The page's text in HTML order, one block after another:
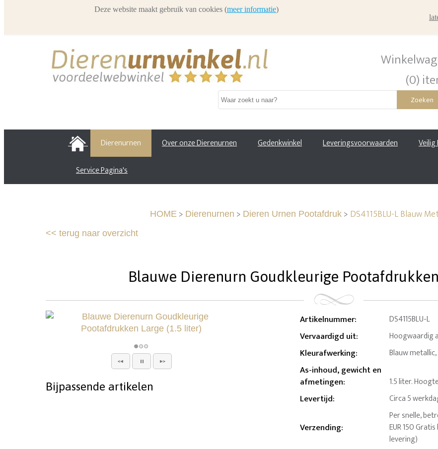
(0)
Zoeken
HOME Dierenurnen Over onze Dierenurnen Gedenkwinkel Leveringsvoorwaarden
Service Pagina's
HOME > Dierenurnen > Dieren Urnen Pootafdruk > DS4115BLU-L Blauw
<< terug naar overzicht
Blauwe Dierenurn Goudkleurige
Artikelnummer: DS4115BLU-L
Vervaardigd uit: Hoogwaardig
Kleurafwerking: Blauw
As-inhoud, gewicht en
afmetingen: 1.5 liter.
Levertijd: Circa 5
Verzending:
Per snelle,
EUR 150
levering)
Bijpassende artikelen
Deze website maakt gebruik van cookies (meer informatie)